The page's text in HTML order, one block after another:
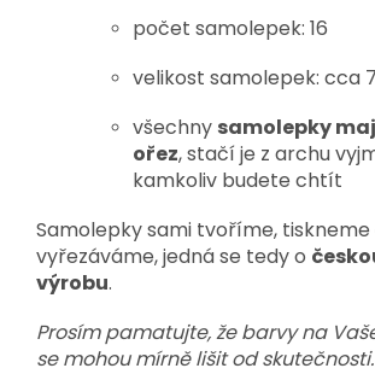
počet samolepek: 16
velikost samolepek: cca
všechny samolepky
ořez,stačí je z archu
kamkoliv budete chtít
Samolepky sami tvoříme, tiskneme
vyřezáváme, jedná se tedy o
výrobu.
Prosím pamatujte, že barvy na
se mohou mírně lišit od skutečnosti.